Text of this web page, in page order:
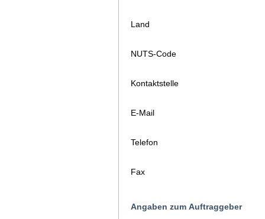
Land
NUTS-Code
Kontaktstelle
E-Mail
Telefon
Fax
Angaben zum Auftraggeber